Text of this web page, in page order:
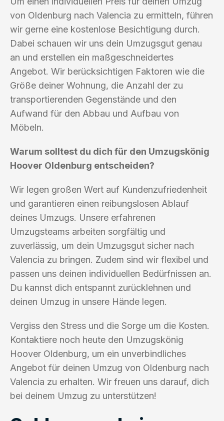
von Oldenburg nach Valencia zu ermitteln, führen
wir gerne eine kostenlose Besichtigung durch.
Dabei schauen wir uns dein Umzugsgut genau
an und erstellen ein maßgeschneidertes
Angebot. Wir berücksichtigen Faktoren wie die
Größe deiner Wohnung, die Anzahl der zu
transportierenden Gegenstände und den
Aufwand für den Abbau und Aufbau von
Möbeln.
Warum solltest du dich für den Umzugskönig
Hoover Oldenburg entscheiden?
Wir legen großen Wert auf Kundenzufriedenheit
und garantieren einen reibungslosen Ablauf
deines Umzugs. Unsere erfahrenen
Umzugsteams arbeiten sorgfältig und
zuverlässig, um dein Umzugsgut sicher nach
Valencia zu bringen. Zudem sind wir flexibel und
passen uns deinen individuellen Bedürfnissen an.
Du kannst dich entspannt zurücklehnen und
deinen Umzug in unsere Hände legen.
Vergiss den Stress und die Sorge um die Kosten.
Kontaktiere noch heute den Umzugskönig
Hoover Oldenburg, um ein unverbindliches
Angebot für deinen Umzug von Oldenburg nach
Valencia zu erhalten. Wir freuen uns darauf, dich
bei deinem Umzug zu unterstützen!